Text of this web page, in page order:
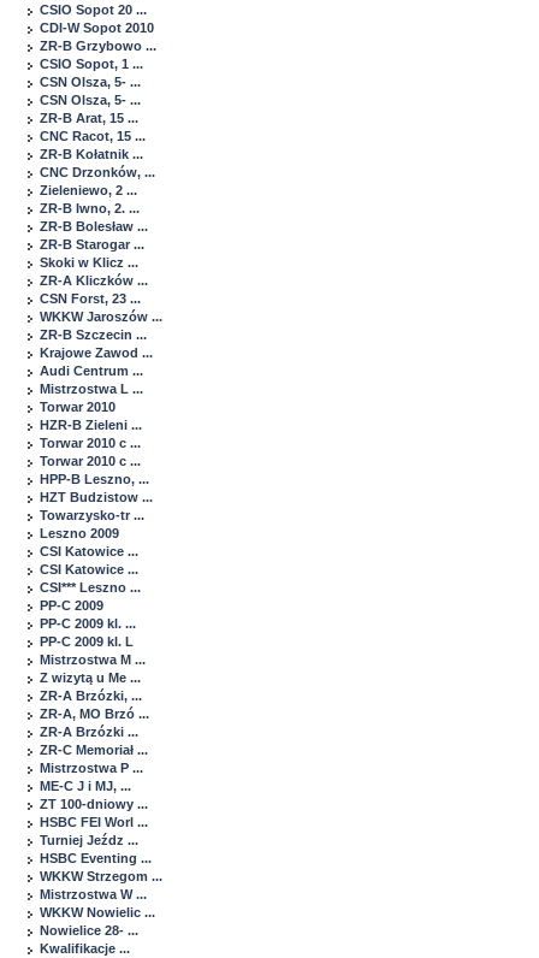
CSIO Sopot 20 ...
CDI-W Sopot 2010
ZR-B Grzybowo ...
CSIO Sopot, 1 ...
CSN Olsza, 5- ...
CSN Olsza, 5- ...
ZR-B Arat, 15 ...
CNC Racot, 15 ...
ZR-B Kołatnik ...
CNC Drzonków, ...
Zieleniewo, 2 ...
ZR-B Iwno, 2. ...
ZR-B Bolesław ...
ZR-B Starogar ...
Skoki w Klicz ...
ZR-A Kliczków ...
CSN Forst, 23 ...
WKKW Jaroszów ...
ZR-B Szczecin ...
Krajowe Zawod ...
Audi Centrum ...
Mistrzostwa L ...
Torwar 2010
HZR-B Zieleni ...
Torwar 2010 c ...
Torwar 2010 c ...
HPP-B Leszno, ...
HZT Budzistow ...
Towarzysko-tr ...
Leszno 2009
CSI Katowice ...
CSI Katowice ...
CSI*** Leszno ...
PP-C 2009
PP-C 2009 kl. ...
PP-C 2009 kl. L
Mistrzostwa M ...
Z wizytą u Me ...
ZR-A Brzózki, ...
ZR-A, MO Brzó ...
ZR-A Brzózki ...
ZR-C Memoriał ...
Mistrzostwa P ...
ME-C J i MJ, ...
ZT 100-dniowy ...
HSBC FEI Worl ...
Turniej Jeźdz ...
HSBC Eventing ...
WKKW Strzegom ...
Mistrzostwa W ...
WKKW Nowielic ...
Nowielice 28- ...
Kwalifikacje ...